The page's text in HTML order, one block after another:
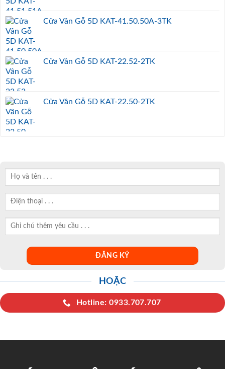
Cửa Vân Gỗ 5D KAT-41.50.50A-3TK
Cửa Vân Gỗ 5D KAT-22.52-2TK
Cửa Vân Gỗ 5D KAT-22.50-2TK
HOẶC
Hotline: 0933.707.707